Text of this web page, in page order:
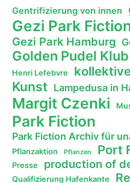
Gentrifizierung von innen
Gezi Park
Gezi Park Hamburg
Golden Pudel Klub
Henri Lefebvre
Kunst Lampedusa in
Margit Czenki
Park Fiction
Park Fiction Archiv für
Pflanzaktion Pflanzen Port
Presse production of
Qualifizierung Hafenkante